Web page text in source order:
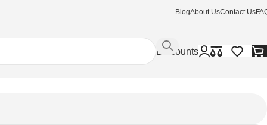
BlogAbout UsContact Us
Discounts